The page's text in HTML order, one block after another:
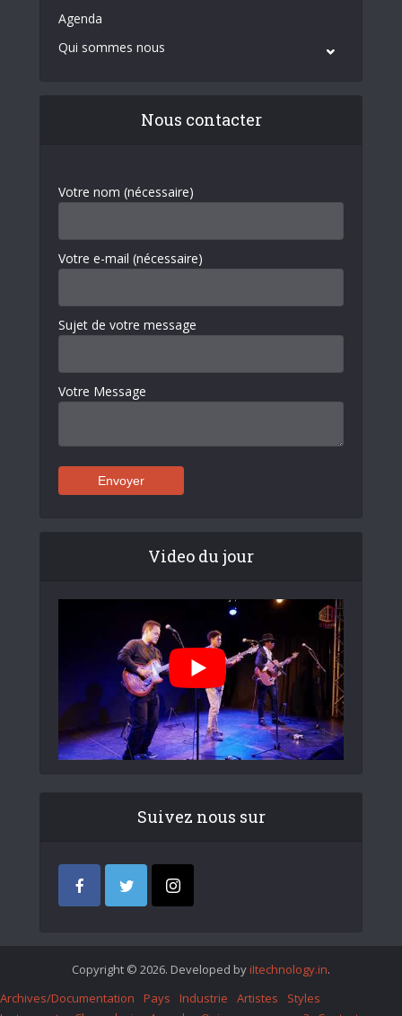
Agenda
Qui sommes nous
Nous contacter
Votre nom (nécessaire)
Votre e-mail (nécessaire)
Sujet de votre message
Votre Message
Video du jour
Suivez nous sur
Copyright © 2026. Developed by iItechnology.in.
Archives/Documentation
Pays Industrie Artistes
Styles